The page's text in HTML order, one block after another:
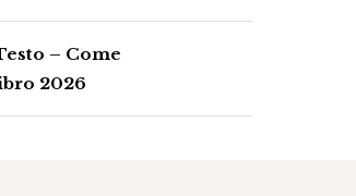
– Come
2026